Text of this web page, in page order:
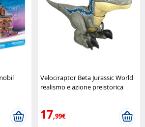
Velociraptor Beta Jurassic World
realismo e azione preistorica
17,99€